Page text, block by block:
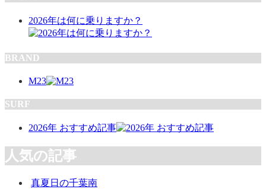
2026年は何に乗りますか？
BRAND
M23
SURF
2026年 おすすめ記事
人気の記事
真夏日の千葉南